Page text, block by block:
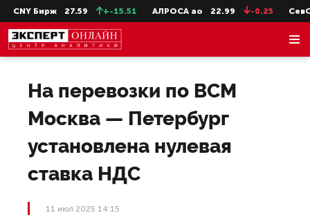
Бирж 27.59 +-15.51 АЛРОСА ао 22.99 -0.25 СевСт-
На перевозки по ВСМ
Москва — Петербург
установлена нулевая
ставка НДС
11 июл 2025 14:15